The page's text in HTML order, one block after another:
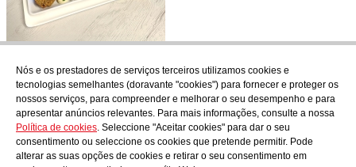
Nós e os prestadores de serviços terceiros utilizamos cookies e
tecnologias semelhantes (doravante "cookies") para fornecer e proteger os
nossos serviços, para compreender e melhorar o seu desempenho e para
apresentar anúncios relevantes. Para mais informações, consulte a nossa
Política de cookies. Seleccione "Aceitar cookies" para dar o seu
consentimento ou seleccione os cookies que pretende permitir. Pode
alterar as suas opções de cookies e retirar o seu consentimento em
Subscrever
Descubra o que está a cozinhar em AudensFood.
Li e aceito a Política de privacidade
NósAudens news Productos Blogue gastronómico Contacto
Trabalhar connosco